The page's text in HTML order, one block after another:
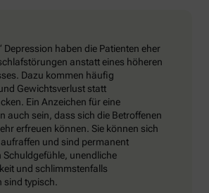
Depression haben die Patienten eher
anstatt eines höheren
Dazu kommen häufig
Gewichtsverlust statt
Ein Anzeichen für eine
auch sein, dass sich die Betroffenen
erfreuen können. Sie können sich
und sind permanent
unendliche
und schlimmstenfalls
sind typisch.